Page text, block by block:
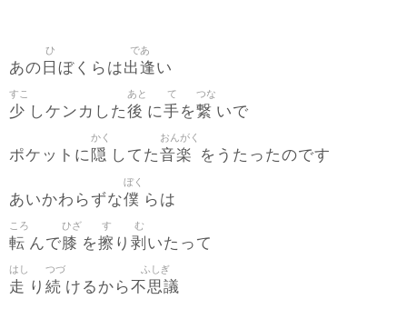
あの 日
ひ
ぼくらは出逢
であ
い
少
すこ
しケンカした後
あと
に手
て
を繋
つな
いで
ポケットに 隠
かく
してた音楽
おんがく
をうたったのです
あいかわらずな僕
ぼく
らは
転
ころ
んで膝
ひざ
を擦
す
り 剥
む
いたって
走
はし
り 続
つづ
けるから不思議
ふしぎ